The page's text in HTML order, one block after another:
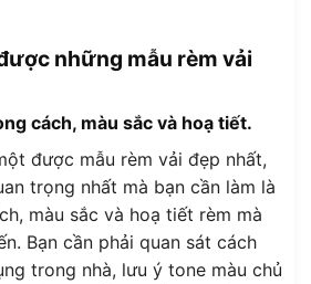
những mẫu rèm vải
cách, màu sắc và hoạ tiết.
được mẫu rèm vải đẹp nhất,
trọng nhất mà bạn cần làm là
màu sắc và hoạ tiết rèm mà
Bạn cần phải quan sát cách
trong nhà, lưu ý tone màu chủ